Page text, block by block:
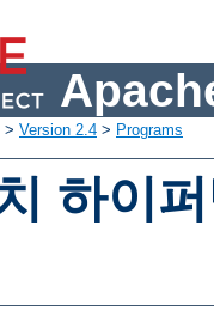
> Version 2.4 > Programs
하이